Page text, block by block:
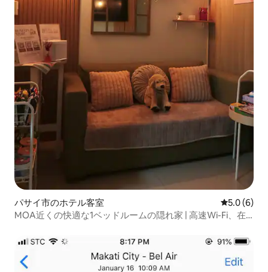
パサイ市のホテル客室 レビュー6
5.0 (6)
MOA近くの快適な1ベッドルームの隠れ家 | 高速Wi-Fi、在